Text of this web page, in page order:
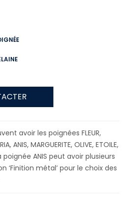
avoir les poignées FLEUR,
ANIS, MARGUERITE, OLIVE, ETOILE,
poignée ANIS peut avoir plusieurs
‘Finition métal’ pour le choix des